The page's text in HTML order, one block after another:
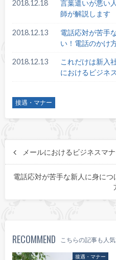
2018.12.18
言葉遣いが悪い
師が解説します
2018.12.13
電話応対が苦手
い！電話のかけ
2018.12.13
これだけは新入
におけるビジネ
接遇・マナー
メールにおけるビジネスマ
電話応対が苦手な新人に身に
RECOMMEND こちらの記事も人気
接遇・マナー